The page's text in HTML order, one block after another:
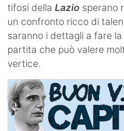
tifosi della Lazio sperano
un confronto ricco di
saranno i dettagli a fare
partita che può valere
vertice.